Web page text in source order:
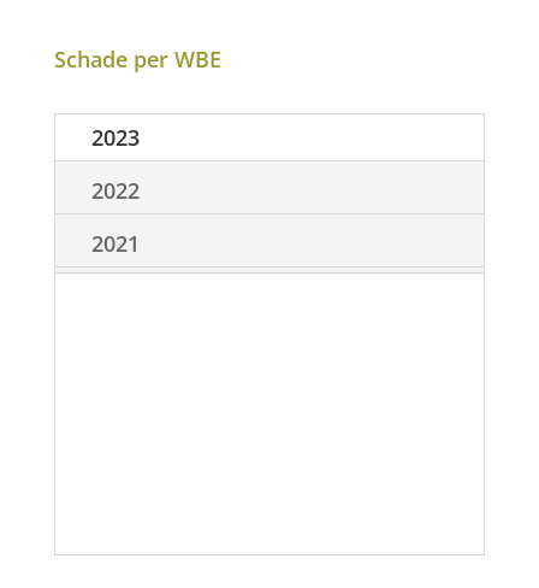
Schade per WBE
2023
2022
2021